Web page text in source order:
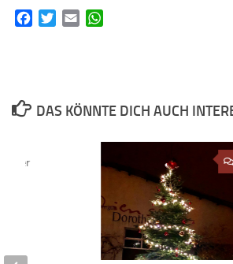
FacebookTwitterEmail
DAS KÖNNTE DICH AUCH
der